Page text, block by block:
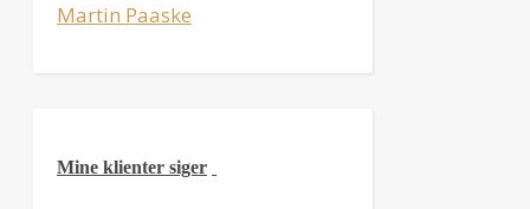
Martin Paaske
Mine klienter siger